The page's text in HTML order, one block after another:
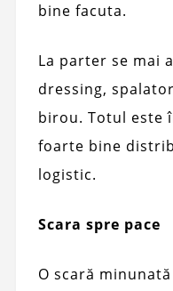
bine facuta.
La parter se mai
dressing,
birou. Totul este
foarte bine
logistic.
Scara spre pace
O scară